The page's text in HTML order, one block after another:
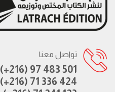
تواصل معنا
(+216) 97 483 501
(+216) 71 336 424